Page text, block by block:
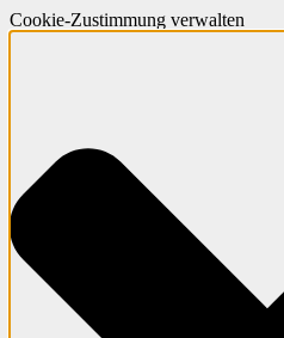
Cookie-Zustimmung verwalten